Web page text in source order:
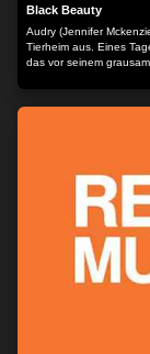
Black Beauty
Audry (Jennifer
Tierheim aus. Eines
das vor seinem
überreden, das Tier zu
darin, erlaubt es aber
Lochhamer Str. 9,